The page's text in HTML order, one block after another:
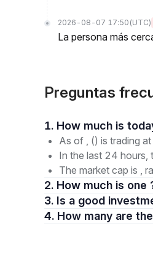
2026-08-07 17:50 (UTC)
La persona más
Preguntas
1. How much
As of , () is trading at
In the last 24 hours,
The market cap is ,
2. How much is one
3. Is a good
4. How many